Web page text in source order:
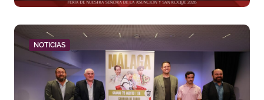
NOTICIAS